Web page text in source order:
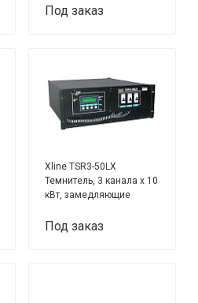
Под заказ
Xline TSR3-50LX
Темнитель, 3 канала x 10
кВт, замедляющие
Под заказ